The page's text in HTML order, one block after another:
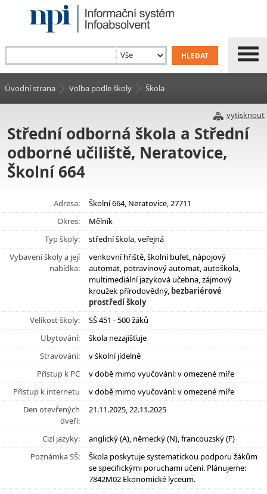
Úvodní strana Volba podle školy Škola
vytisknout
Střední odborná škola a Střední
odborné učiliště, Neratovice,
Školní 664
Adresa:
Školní 664, Neratovice, 27711
Okres:
Mělník
Typ školy:
střední škola, veřejná
Vybavení školy a její
nabídka:
venkovní hřiště, školní bufet, nápojový
automat, potravinový automat, autoškola,
multimediální jazyková učebna, zájmový
kroužek přírodovědný, bezbariérové
prostředí školy
Velikost školy:
SŠ 451 - 500 žáků
Ubytování:
škola nezajišťuje
Stravování:
v školní jídelně
Přístup k PC
v době mimo vyučování: v omezené míře
Přístup k internetu
v době mimo vyučování: v omezené míře
Den otevřených
dveří:
21.11.2025, 22.11.2025
Cizí jazyky:
anglický (A), německý (N), francouzský (F)
Poznámka SŠ:
Škola poskytuje systematickou podporu žákům
se specifickými poruchami učení. Plánujeme:
7842M02 Ekonomické lyceum.